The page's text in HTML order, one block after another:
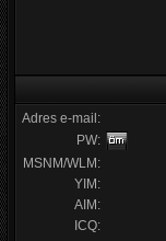
Adres e-mail:
PW:
MSNM/WLM:
YIM:
AIM:
ICQ: